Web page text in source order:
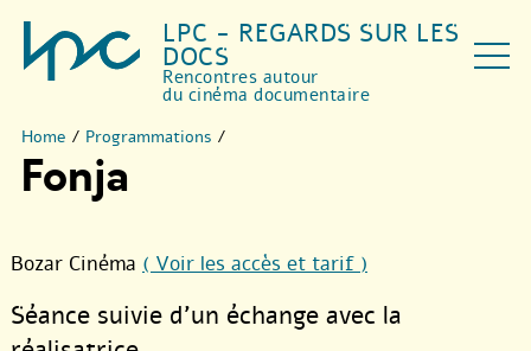
LPC - REGARDS SUR LES
DOCS
Rencontres autour
du cinéma documentaire
Home / Programmations /
Fonja
Bozar Cinéma ( Voir les accès et tarif )
Séance suivie d’un échange avec la